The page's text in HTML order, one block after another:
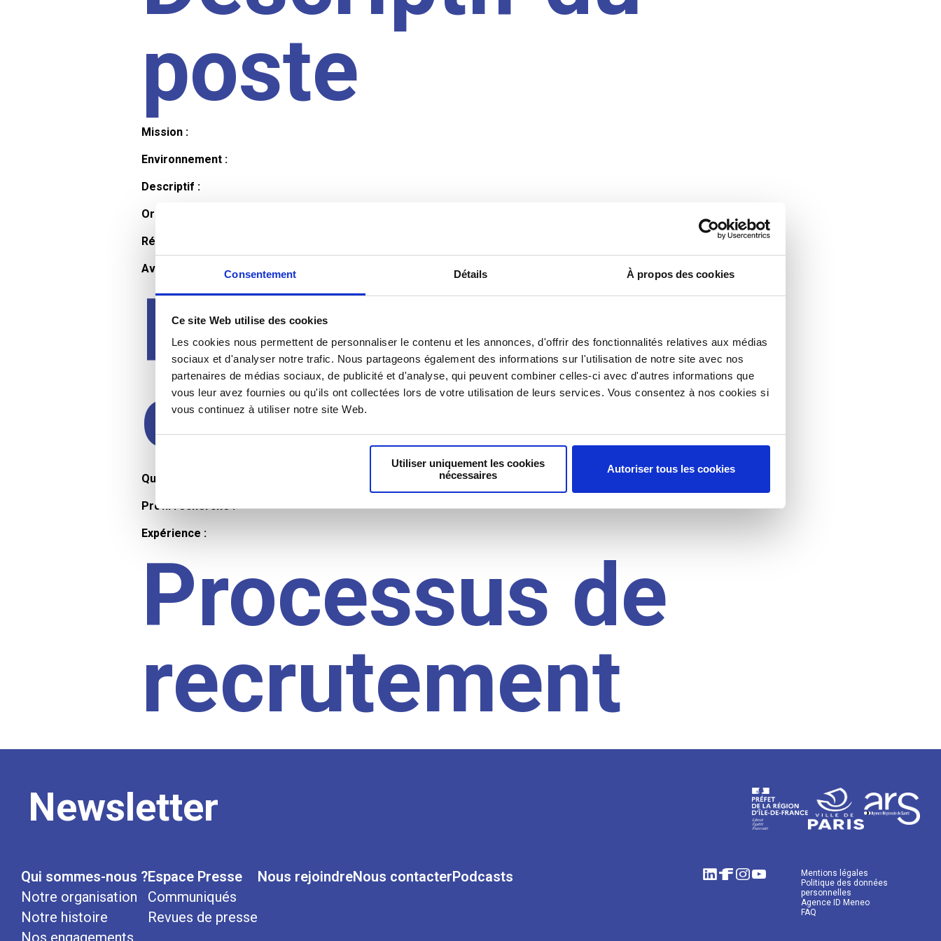
Consentement Détails À propos des cookies
Ce site Web utilise des cookies
Les cookies nous permettent de personnaliser le contenu et les annonces, d'offrir des fonctionnalités relatives aux médias
sociaux et d'analyser notre trafic. Nous partageons également des informations sur l'utilisation de notre site avec nos
partenaires de médias sociaux, de publicité et d'analyse, qui peuvent combiner celles-ci avec d'autres informations que
vous leur avez fournies ou qu'ils ont collectées lors de votre utilisation de leurs services. Vous consentez à nos cookies si
vous continuez à utiliser notre site Web.
Utiliser uniquement les cookies
nécessaires
Autoriser tous les cookies
poste
Mission :
Environnement :
Descriptif :
Organisation et horaires :
Rémunération :
Avantages :
Profil du
candidat
Qualifications et diplômes :
Profil recherché :
Expérience :
Processus de
recrutement
Newsletter
Qui sommes-nous ?
Notre organisation
Notre histoire
Nos engagements
Espace Presse
Communiqués
Revues de presse
Nous rejoindreNous contacterPodcasts
Mentions légales
Politique des données
personnelles
Agence ID Meneo
FAQ